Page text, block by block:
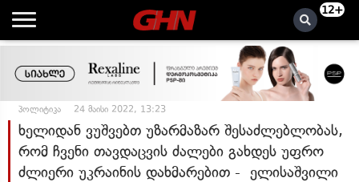
12+
პოლიტიკა 24 მაისი 2022, 13:23
ხელიდან ვუშვებთ უზარმაზარ შესაძლებლობას,
რომ ჩვენი თავდაცვის ძალები გახდეს უფრო
ძლიერი უკრაინის დახმარებით - ელისაშვილი